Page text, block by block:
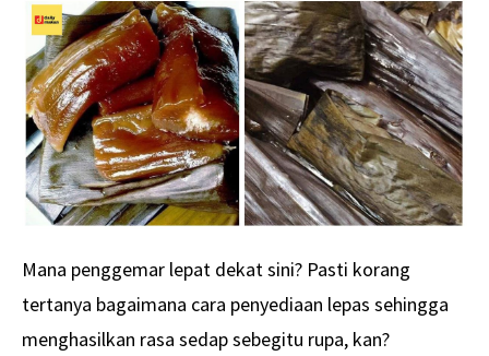
Mana penggemar lepat dekat sini? Pasti korang
tertanya bagaimana cara penyediaan lepas sehingga
menghasilkan rasa sedap sebegitu rupa, kan?